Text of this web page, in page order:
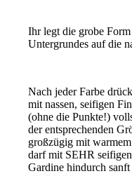
Ihr legt die grobe
Untergrundes auf die
Nach jeder Farbe
mit nassen, seifigen
(ohne die Punkte!)
der entsprechenden
großzügig mit
darf mit SEHR
Gardine hindurch